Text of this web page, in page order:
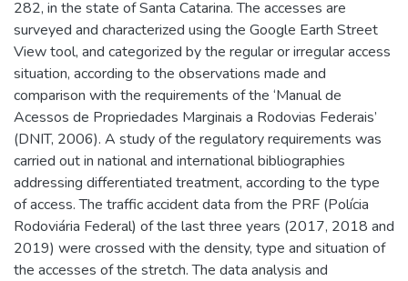
282, in the state of Santa Catarina. The accesses are
surveyed and characterized using the Google Earth Street
View tool, and categorized by the regular or irregular access
situation, according to the observations made and
comparison with the requirements of the ‘Manual de
Acessos de Propriedades Marginais a Rodovias Federais’
(DNIT, 2006). A study of the regulatory requirements was
carried out in national and international bibliographies
addressing differentiated treatment, according to the type
of access. The traffic accident data from the PRF (Polícia
Rodoviária Federal) of the last three years (2017, 2018 and
2019) were crossed with the density, type and situation of
the accesses of the stretch. The data analysis and